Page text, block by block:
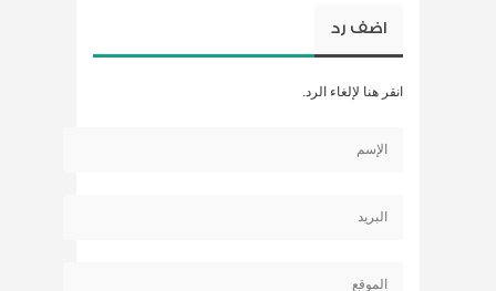
اضف رد
انقر هنا لإلغاء الرد.